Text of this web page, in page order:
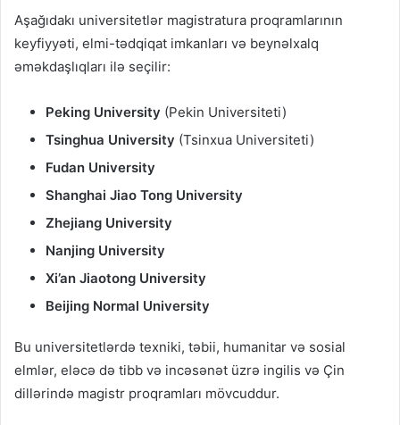
Aşağıdakı universitetlər magistratura proqramlarının
keyfiyyəti, elmi-tədqiqat imkanları və beynəlxalq
əməkdaşlıqları ilə seçilir:
Peking University (Pekin Universiteti)
Tsinghua University (Tsinxua Universiteti)
Fudan University
Shanghai Jiao Tong University
Zhejiang University
Nanjing University
Xi’an Jiaotong University
Beijing Normal University
Bu universitetlərdə texniki, təbii, humanitar və sosial
elmlər, eləcə də tibb və incəsənət üzrə ingilis və Çin
dillərində magistr proqramları mövcuddur.